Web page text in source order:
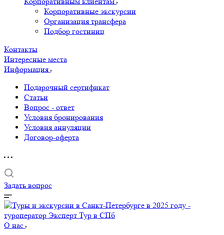
Корпоративные экскурсии
Организация трансфера
Подбор гостиниц
Контакты
Интересные места
Информация
Подарочный сертификат
Статьи
Вопрос - ответ
Условия бронирования
Условия аннуляции
Договор-оферта
Задать вопрос
О нас